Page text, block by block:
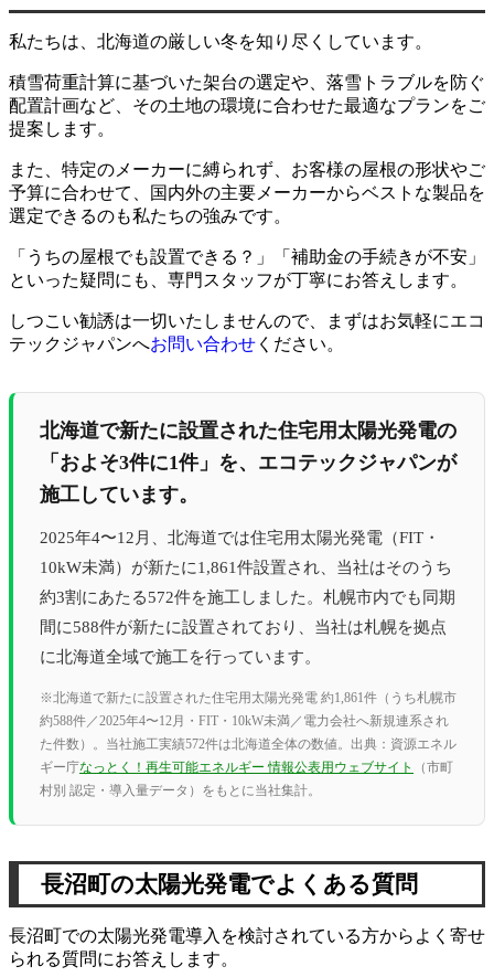
私たちは、北海道の厳しい冬を知り尽くしています。
積雪荷重計算に基づいた架台の選定や、落雪トラブルを防ぐ
配置計画など、その土地の環境に合わせた最適なプランをご
提案します。
また、特定のメーカーに縛られず、お客様の屋根の形状やご
予算に合わせて、国内外の主要メーカーからベストな製品を
選定できるのも私たちの強みです。
「うちの屋根でも設置できる？」「補助金の手続きが不安」
といった疑問にも、専門スタッフが丁寧にお答えします。
しつこい勧誘は一切いたしませんので、まずはお気軽にエコ
テックジャパンへお問い合わせ ください。
北海道で新たに設置された住宅用太陽光発電の
「およそ3件に1件」を、エコテックジャパンが
施工しています。
2025年4〜12月、北海道では住宅用太陽光発電（FIT・
10kW未満）が新たに1,861件設置され、当社はそのうち
約3割にあたる572件を施工しました。札幌市内でも同期
間に588件が新たに設置されており、当社は札幌を拠点
に北海道全域で施工を行っています。
※北海道で新たに設置された住宅用太陽光発電 約1,861件（うち札幌市
約588件／2025年4〜12月・FIT・10kW未満／電力会社へ新規連系され
た件数）。当社施工実績572件は北海道全体の数値。出典：資源エネル
ギー庁なっとく！再生可能エネルギー 情報公表用ウェブサイト
（市町
村別 認定・導入量データ）をもとに当社集計。
長沼町の太陽光発電でよくある質問
長沼町での太陽光発電導入を検討されている方からよく寄せ
られる質問にお答えします。